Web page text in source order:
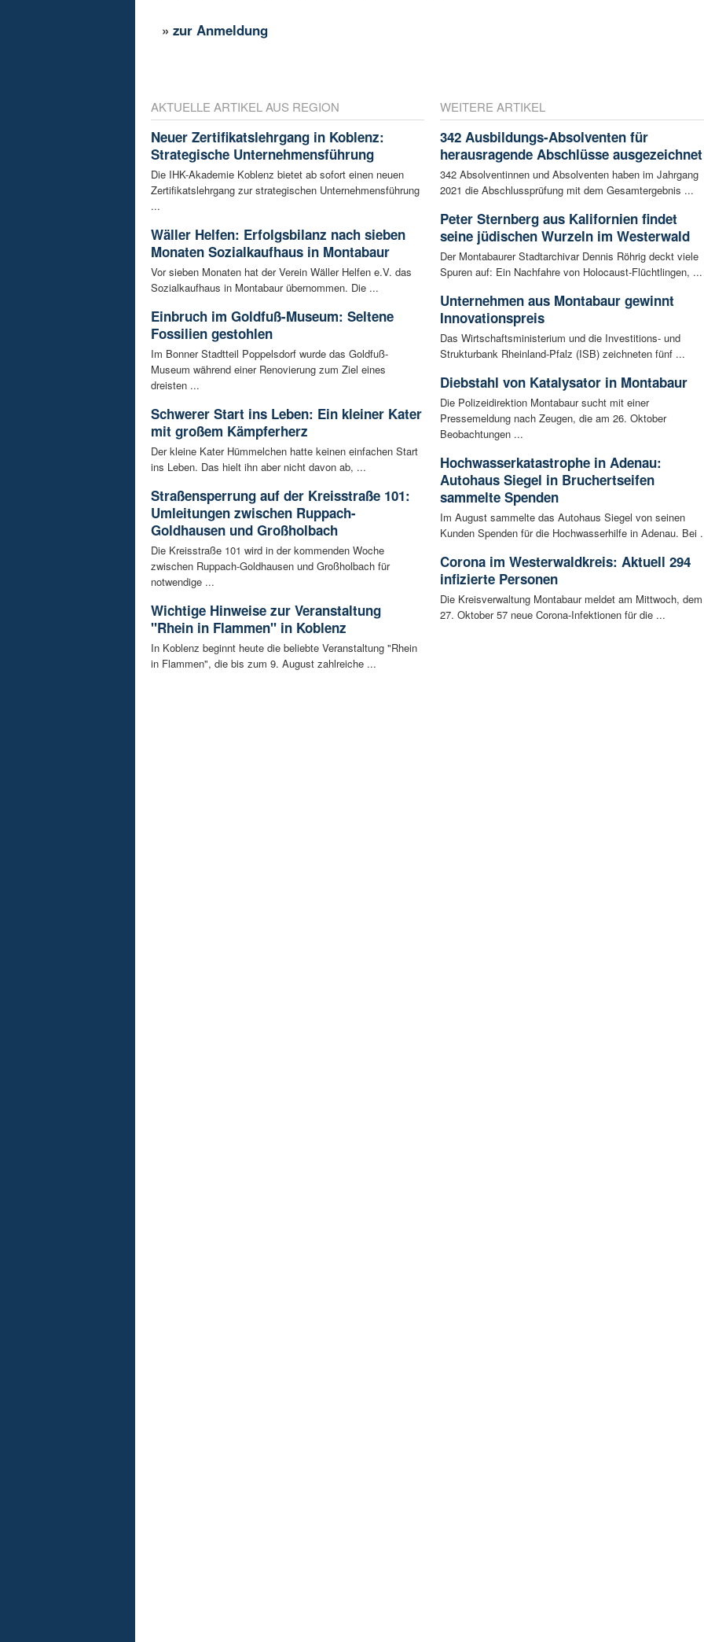
»zur Anmeldung
AKTUELLE ARTIKEL AUS REGION
Neuer Zertifikatslehrgang in Koblenz:
Strategische Unternehmensführung
Die IHK-Akademie Koblenz bietet ab sofort einen neuen
Zertifikatslehrgang zur strategischen Unternehmensführung
...
Wäller Helfen: Erfolgsbilanz nach sieben
Monaten Sozialkaufhaus in Montabaur
Vor sieben Monaten hat der Verein Wäller Helfen e.V. das
Sozialkaufhaus in Montabaur übernommen. Die ...
Einbruch im Goldfuß-Museum: Seltene
Fossilien gestohlen
Im Bonner Stadtteil Poppelsdorf wurde das Goldfuß-
Museum während einer Renovierung zum Ziel eines
dreisten ...
Schwerer Start ins Leben: Ein kleiner Kater
mit großem Kämpferherz
Der kleine Kater Hümmelchen hatte keinen einfachen Start
ins Leben. Das hielt ihn aber nicht davon ab, ...
Straßensperrung auf der Kreisstraße 101:
Umleitungen zwischen Ruppach-
Goldhausen und Großholbach
Die Kreisstraße 101 wird in der kommenden Woche
zwischen Ruppach-Goldhausen und Großholbach für
notwendige ...
Wichtige Hinweise zur Veranstaltung
"Rhein in Flammen" in Koblenz
In Koblenz beginnt heute die beliebte Veranstaltung "Rhein
in Flammen", die bis zum 9. August zahlreiche ...
WEITERE ARTIKEL
342 Ausbildungs-Absolventen für
herausragende Abschlüsse ausgezeichnet
342 Absolventinnen und Absolventen haben im Jahrgang
2021 die Abschlussprüfung mit dem Gesamtergebnis ...
Peter Sternberg aus Kalifornien findet
seine jüdischen Wurzeln im Westerwald
Der Montabaurer Stadtarchivar Dennis Röhrig deckt viele
Spuren auf: Ein Nachfahre von Holocaust-Flüchtlingen, ...
Unternehmen aus Montabaur gewinnt
Innovationspreis
Das Wirtschaftsministerium und die Investitions- und
Strukturbank Rheinland-Pfalz (ISB) zeichneten fünf ...
Diebstahl von Katalysator in Montabaur
Die Polizeidirektion Montabaur sucht mit einer
Pressemeldung nach Zeugen, die am 26. Oktober
Beobachtungen ...
Hochwasserkatastrophe in Adenau:
Autohaus Siegel in Bruchertseifen
sammelte Spenden
Im August sammelte das Autohaus Siegel von seinen
Kunden Spenden für die Hochwasserhilfe in Adenau. Bei
Corona im Westerwaldkreis: Aktuell 294
infizierte Personen
Die Kreisverwaltung Montabaur meldet am Mittwoch, dem
27. Oktober 57 neue Corona-Infektionen für die ...